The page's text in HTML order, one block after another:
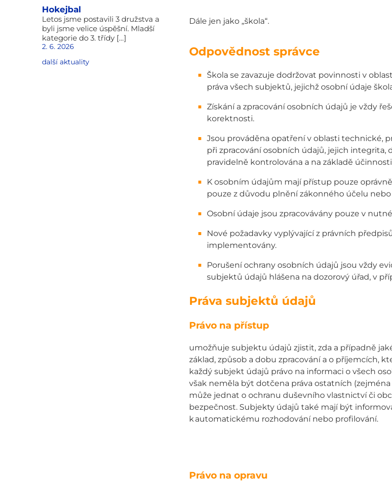
Hokejbal
Letos jsme postavili 3 družstva a
byli jsme velice úspěšní. Mladší
kategorie do 3. třídy […]
2. 6. 2026
další aktuality
Dále jen jako „škola“.
Odpovědnost správce
Škola se zavazuje dodržovat povinnosti v
práva všech subjektů, jejichž osobní údaje
Získání a zpracování osobních údajů je vždy
korektnosti.
Jsou prováděna opatření v oblasti technické,
při zpracování osobních údajů, jejich
pravidelně kontrolována a na základě
K osobním údajům mají přístup pouze
pouze z důvodu plnění zákonného účelu
Osobní údaje jsou zpracovávány pouze v
Nové požadavky vyplývající z právních
implementovány.
Porušení ochrany osobních údajů jsou vždy
subjektů údajů hlášena na dozorový úřad, v
Práva subjektů údajů
Právo na přístup
umožňuje subjektu údajů zjistit, zda a případně
základ, způsob a dobu zpracování a o příjemcích,
každý subjekt údajů právo na informaci o všech
však neměla být dotčena práva ostatních
může jednat o ochranu duševního vlastnictví či
bezpečnost. Subjekty údajů také mají být
k automatickému rozhodování nebo profilování.
Právo na opravu